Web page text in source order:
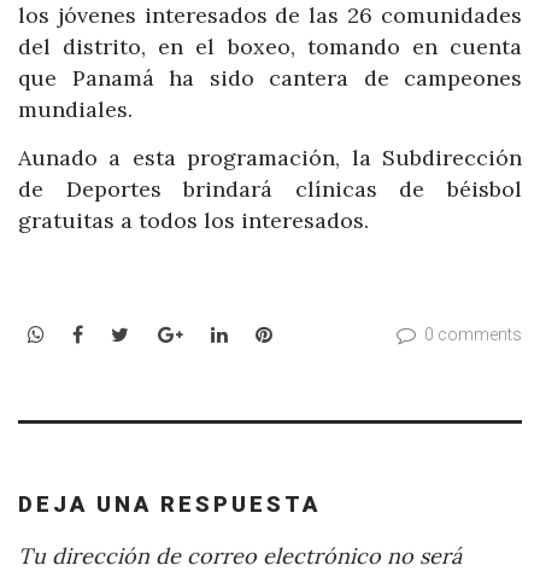
los jóvenes interesados de las 26 comunidades
del distrito, en el boxeo, tomando en cuenta
que Panamá ha sido cantera de campeones
mundiales.
Aunado a esta programación, la Subdirección
de Deportes brindará clínicas de béisbol
gratuitas a todos los interesados.
WhatsApp
Facebook
TwitterGoogle+LinkedInPinterest 0 comments
DEJA UNA RESPUESTA
Tu dirección de correo electrónico no será